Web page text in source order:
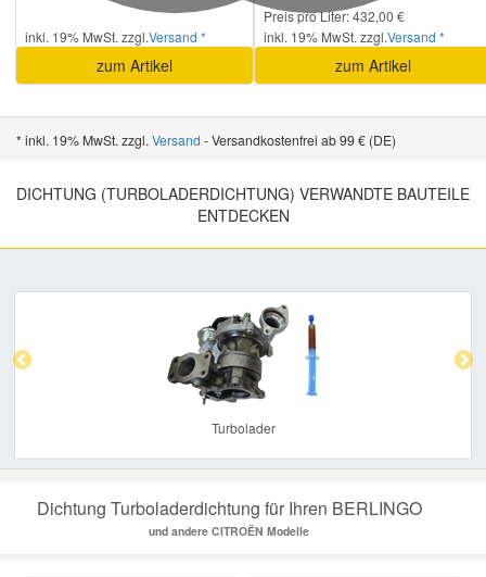
inkl. 19% MwSt. zzgl.Versand *
zum Artikel
Preis pro Liter: 432,00 €
inkl. 19% MwSt. zzgl.Versand *
zum Artikel
* inkl. 19% MwSt. zzgl. Versand - Versandkostenfrei ab 99 € (DE)
DICHTUNG (TURBOLADERDICHTUNG) VERWANDTE BAUTEILE
ENTDECKEN
Turbolader
Dichtung Turboladerdichtung für Ihren BERLINGO
und andere CITROËN Modelle